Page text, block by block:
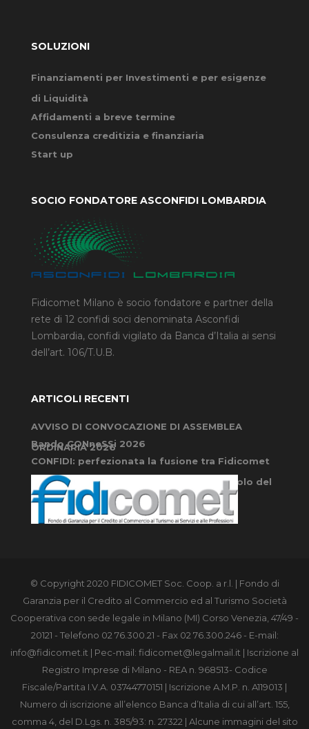
SOLUZIONI
Finanziamenti per Investimenti e per esigenze
di Liquidità
Affidamenti a breve termine
Consulenza creditizia e finanziaria
Start up
SOCIO FONDATORE ASCONFIDI LOMBARDIA
Fidicomet Milano è socio fondatore e partner della
rete di 12 confidi soci denominata Asconfidi
Lombardia, confidi vigilato da Banca d’Italia ai sensi
dell’art. 106/T.U.B.
ARTICOLI RECENTI
AVVISO DI CONVOCAZIONE DI ASSEMBLEA
ORDINARIA 2026
Bando CONneSSi 2026
CONFIDI: perfezionata la fusione tra Fidicomet
e AscomFidi Cremona: nasce un nuovo polo del
credito per le micro e PMI cremonesi
© Copyright 2020 FIDICOMET Soc. Coop. a r.l. | Fondo di
Garanzia per il Credito al Commercio ed al Turismo Società
Cooperativa con sede legale in Milano (MI) Corso Venezia, 47/49 -
20121 - Telefono 02 76.300.21 - Fax 02 76.300.246 - E-mail:
info@fidicomet.it | Pec-mail: fidicomet@legalmail.it | Iscrizione al
Registro Imprese di Milano - REA n. 968513- Codice
Fiscale/Partita I.V.A. 03744770151 | Iscrizione A.M.P. n. A119013 |
Numero di iscrizione all’elenco Banca d’Italia di cui all’art. 155,
comma 4, del D.Lgs. n. 385/93: n. 27322 | Alcune immagini del sito